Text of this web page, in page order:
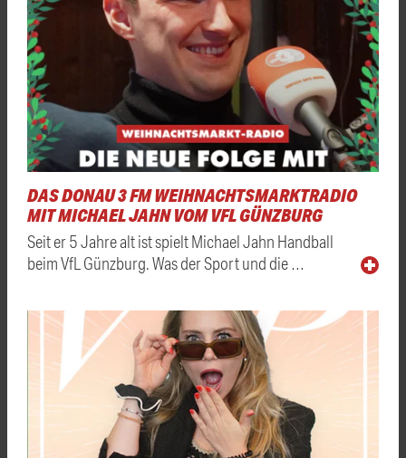
DAS DONAU 3 FM WEIHNACHTSMARKTRADIO
MIT MICHAEL JAHN VOM VFL GÜNZBURG
Seit er 5 Jahre alt ist spielt Michael Jahn Handball
beim VfL Günzburg. Was der Sport und die …